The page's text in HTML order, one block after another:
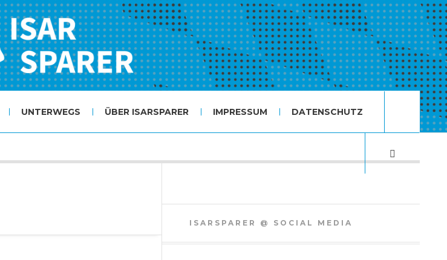
UNTERWEGS ÜBER ISARSPARER IMPRESSUM DATENSCHUTZ
ISARSPARER @ SOCIAL MEDIA